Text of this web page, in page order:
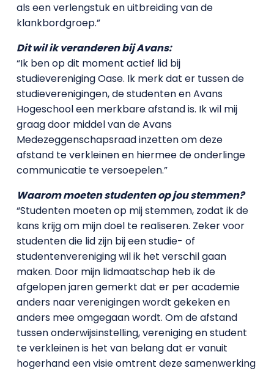
als een verlengstuk en uitbreiding van de
klankbordgroep.”
Dit wil ik veranderen bij Avans:
“Ik ben op dit moment actief lid bij
studievereniging Oase. Ik merk dat er tussen de
studieverenigingen, de studenten en Avans
Hogeschool een merkbare afstand is. Ik wil mij
graag door middel van de Avans
Medezeggenschapsraad inzetten om deze
afstand te verkleinen en hiermee de onderlinge
communicatie te versoepelen.”
Waarom moeten studenten op jou stemmen?
“Studenten moeten op mij stemmen, zodat ik de
kans krijg om mijn doel te realiseren. Zeker voor
studenten die lid zijn bij een studie- of
studentenvereniging wil ik het verschil gaan
maken. Door mijn lidmaatschap heb ik de
afgelopen jaren gemerkt dat er per academie
anders naar verenigingen wordt gekeken en
anders mee omgegaan wordt. Om de afstand
tussen onderwijsinstelling, vereniging en student
te verkleinen is het van belang dat er vanuit
hogerhand een visie omtrent deze samenwerking